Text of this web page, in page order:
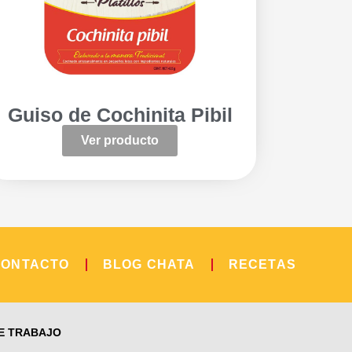
Guiso de Cochinita Pibil
Ver producto
BLOG CHATA RECETAS
TRABAJO